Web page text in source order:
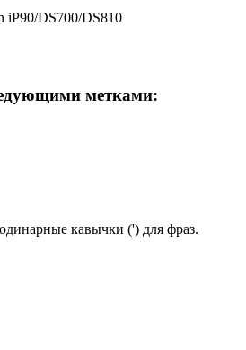
iP90/DS700/DS810
метками:
кавычки (') для фраз.